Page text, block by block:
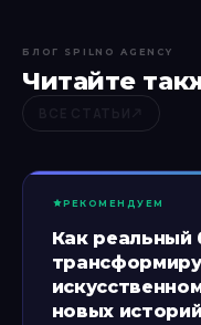
Один клиент СТО
год.
БЛОГ SPILNO AGENCY
Читайте
РЕКОМЕНДУЕМ
Как реальный
новых историй